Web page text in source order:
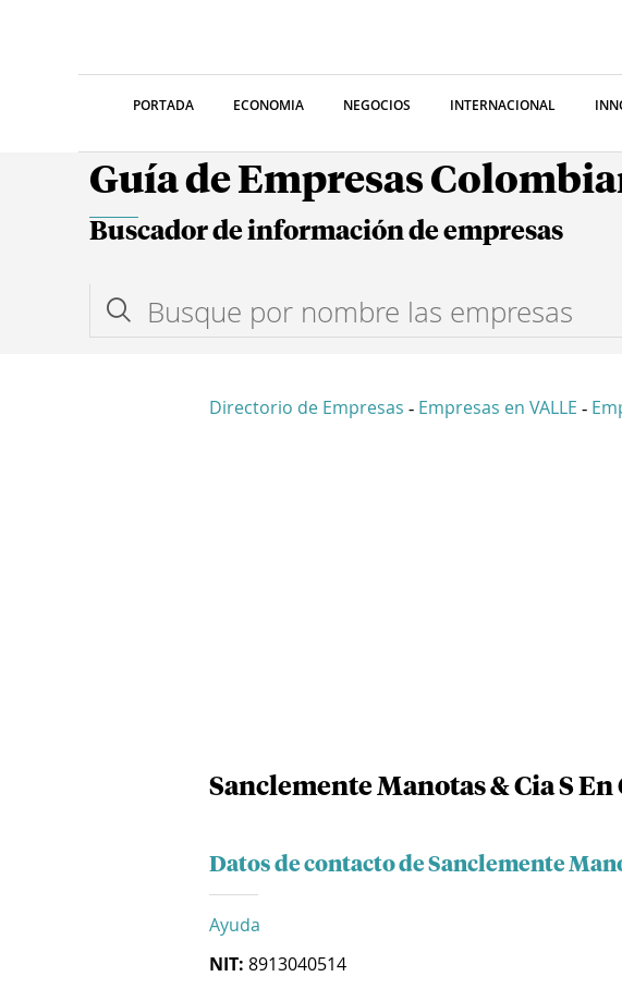
PORTADA ECONOMIA NEGOCIOS INTERNACIONAL
Guía de Empresas
Buscador de información de empresas
Directorio de Empresas - Empresas en VALLE -
Sanclemente Manotas & Cia S En
Datos de contacto de Sanclemente
Ayuda
NIT: 8913040514